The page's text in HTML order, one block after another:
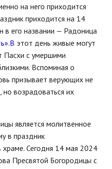
на него приходится
приходится на 14
в его названии — Радоница
этот день живые могут
Пасхи с умершими
Вспоминая о
призывает верующих не
но возрадоваться их
является молитвенное
в праздник
Сегодня 14 мая 2024
Пресвятой Богородицы с